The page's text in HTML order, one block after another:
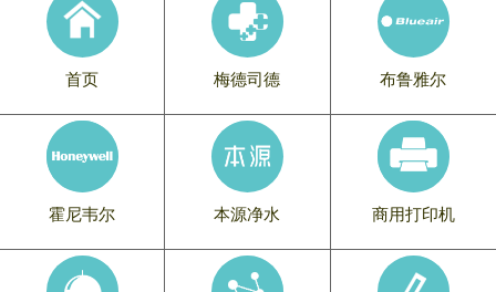
首页 梅德司德 布鲁雅尔
霍尼韦尔 本源净水 商用打印机